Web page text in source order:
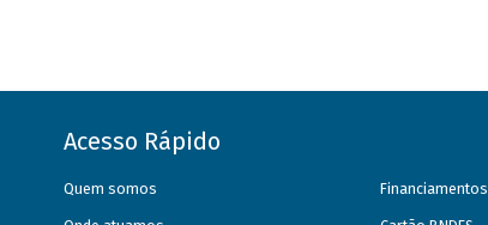
Acesso Rápido
Quem somos Financiamentos